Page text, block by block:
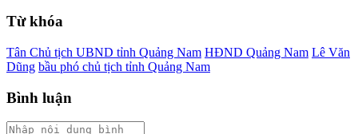
Từ khóa
Tân Chủ tịch UBND tỉnh Quảng Nam HĐND Quảng Nam Lê Văn
Dũng bầu phó chủ tịch tỉnh Quảng Nam
Bình luận